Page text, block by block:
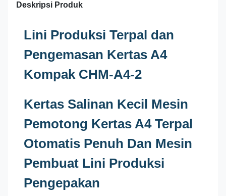
Deskripsi Produk
Lini Produksi Terpal dan
Pengemasan Kertas A4
Kompak CHM-A4-2
Kertas Salinan Kecil Mesin
Pemotong Kertas A4 Terpal
Otomatis Penuh Dan Mesin
Pembuat Lini Produksi
Pengepakan